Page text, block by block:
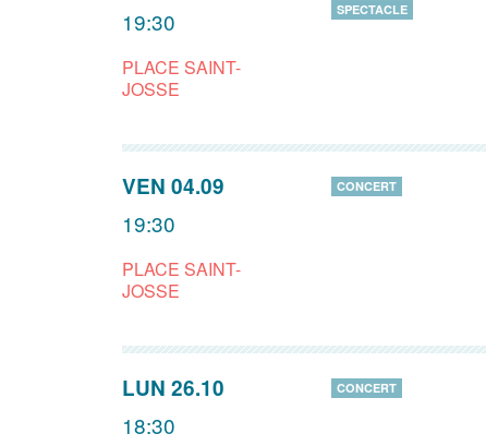
19:30
PLACE SAINT-
JOSSE
SPECTACLE
VEN 04.09
19:30
PLACE SAINT-
JOSSE
CONCERT
LUN 26.10
18:30
CONCERT